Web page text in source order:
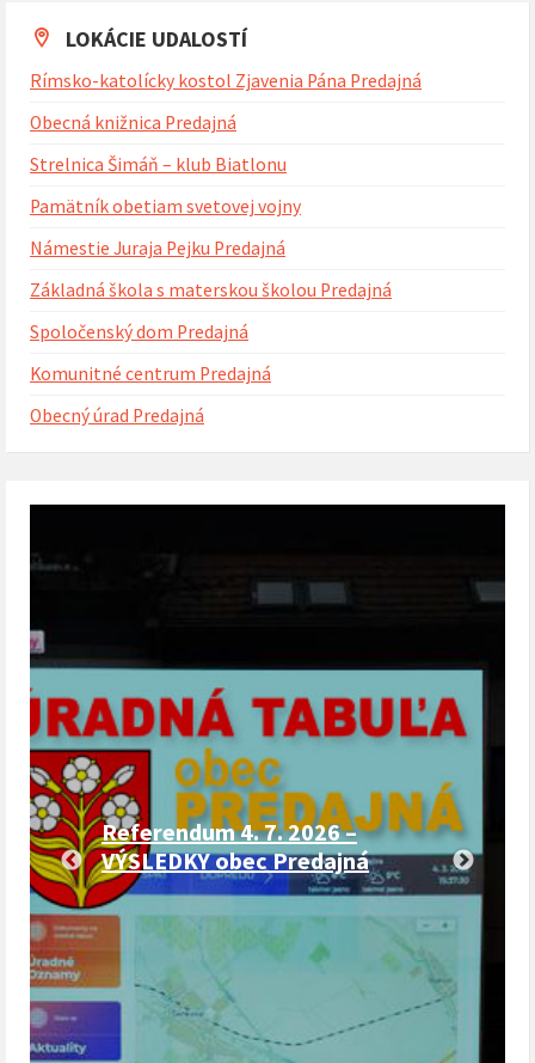
dni
LOKÁCIE UDALOSTÍ
Rímsko-katolícky kostol Zjavenia Pána Predajná
Obecná knižnica Predajná
Strelnica Šimáň – klub Biatlonu
Pamätník obetiam svetovej vojny
Námestie Juraja Pejku Predajná
Základná škola s materskou školou Predajná
Spoločenský dom Predajná
Komunitné centrum Predajná
Obecný úrad Predajná
Referendum 4. 7. 2026 –
VÝSLEDKY obec Predajná